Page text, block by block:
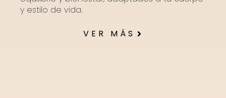
y estilo de vida.
VER MÁS